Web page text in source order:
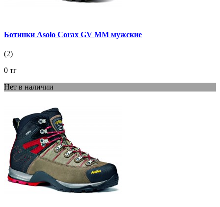
Ботинки Asolo Corax GV MM мужские
(2)
0 тг
Нет в наличии